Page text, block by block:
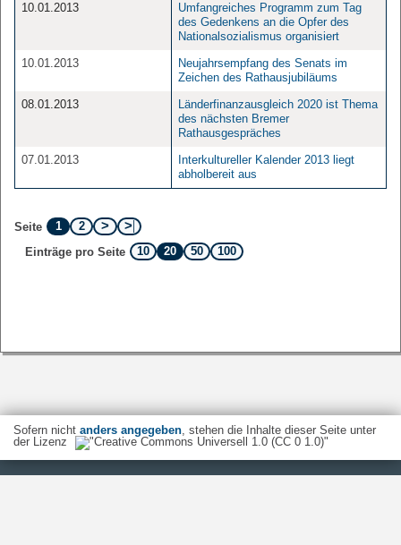
10.01.2013
Umfangreiches Programm zum Tag
des Gedenkens an die Opfer des
Nationalsozialismus organisiert
10.01.2013
Neujahrsempfang des Senats im
Zeichen des Rathausjubiläums
08.01.2013
Länderfinanzausgleich 2020 ist Thema
des nächsten Bremer
Rathausgespräches
07.01.2013
Interkultureller Kalender 2013 liegt
abholbereit aus
Seite 1
2
Einträge pro Seite
10 20 50 100
Sofern nicht anders angegeben, stehen die Inhalte dieser Seite unter
der Lizenz